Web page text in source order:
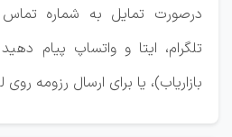
درصورت تمایل به شماره
تلگرام، ایتا و واتساپ پیام
بازاریاب)، یا برای ارسال رزومه